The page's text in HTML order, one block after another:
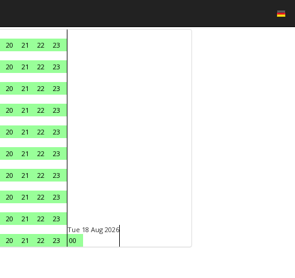
20 21 22
23
20 21 22
23
20 21 22
23
20 21 22
23
20 21 22
23
20 21 22
23
20 21 22
23
20 21 22
23
20 21 22
23
20 21 22 23
Tue 18 Aug 2026
00